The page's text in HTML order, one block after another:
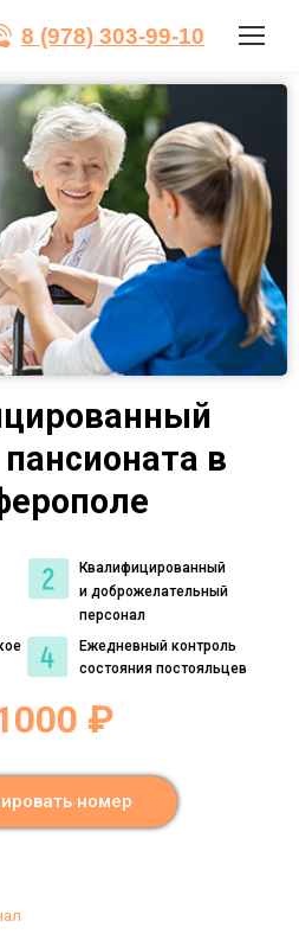
8 (978) 303-99-10
в
Ежедневный контроль
состояния постояльцев
Квалифицированный
и доброжелательный
персонал
номер
₽